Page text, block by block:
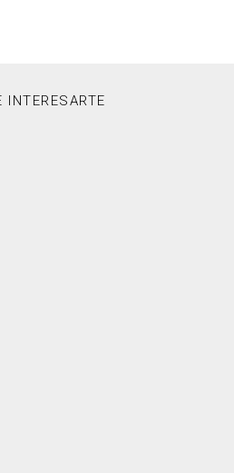
INTERESARTE